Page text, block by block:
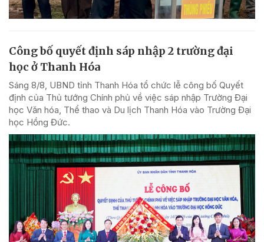
Công bố quyết định sáp nhập 2 trường đại
học ở Thanh Hóa
Sáng 8/8, UBND tỉnh Thanh Hóa tổ chức lễ công bố Quyết
định của Thủ tướng Chính phủ về việc sáp nhập Trường Đại
học Văn hóa, Thể thao và Du lịch Thanh Hóa vào Trường Đại
học Hồng Đức.